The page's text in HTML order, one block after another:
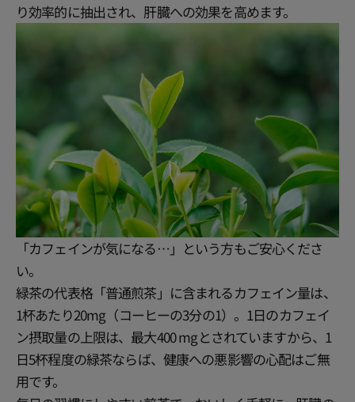
り効率的に抽出され、肝臓への効果を高めます。
「カフェインが気になる…」という方もご安心くださ
い。
緑茶の代表格「普通煎茶」に含まれるカフェイン量は、
1杯あたり20mg（コーヒーの3分の1）。1日のカフェイ
ン摂取量の上限は、最大400 mgとされていますから、1
日5杯程度の緑茶ならば、健康への悪影響の心配はご無
用です。